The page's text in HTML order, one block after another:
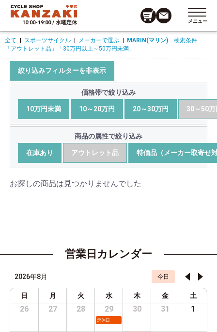
10:00-19:00 / 水曜定休 メニュー
全て スポーツサイクル メーカーで選ぶ MARIN(マリン) 検索条件
「アウトレット品」
「30万円以上～50万円未満」
絞り込みフィルターを非表示
価格帯で絞り込み
10万円未満 10～20万円 20～30万円 30～50万
商品の属性で絞り込み
在庫あり アウトレット品 特価品（メーカー取寄せ
お探しの商品は見つかりませんでした
営業日カレンダー
2026年8月 今日
日 月 火 水 木 金 土
26 27 28 29
定休日
30 31 1